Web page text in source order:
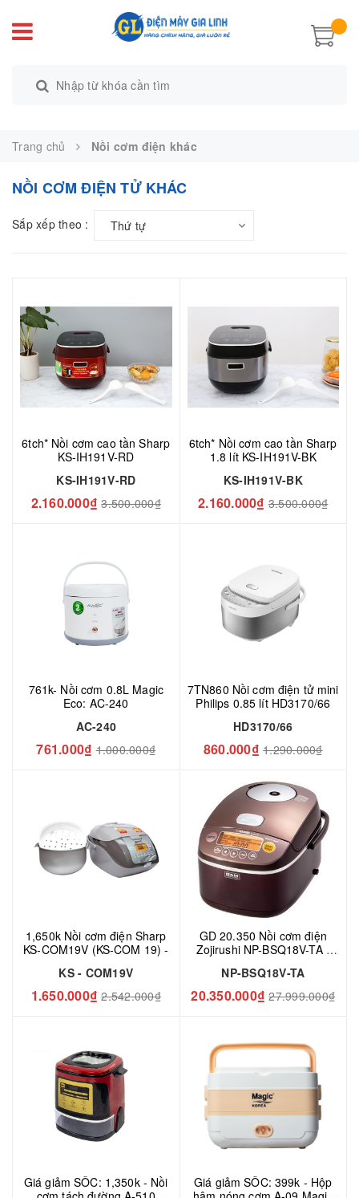
Trang chủ Nồi cơm điện khác
NỒI CƠM ĐIỆN TỬ KHÁC
Sắp xếp theo : Thứ tự
6tch* Nồi cơm cao tần Sharp
KS-IH191V-RD
KS-IH191V-RD
2.160.000₫ 3.500.000₫
6tch* Nồi cơm cao tần Sharp
1.8 lít KS-IH191V-BK
KS-IH191V-BK
2.160.000₫ 3.500.000₫
761k- Nồi cơm 0.8L Magic
Eco: AC-240
AC-240
761.000₫ 1.000.000₫
7TN860 Nồi cơm điện tử mini
Philips 0.85 lít HD3170/66
HD3170/66
860.000₫ 1.290.000₫
1,650k Nồi cơm điện Sharp
KS-COM19V (KS-COM 19) -
KS - COM19V
1.650.000₫ 2.542.000₫
GD 20.350 Nồi cơm điện
Zojirushi NP-BSQ18V-TA -
NP-BSQ18V-TA
20.350.000₫ 27.999.000₫
Giá giảm SỐC: 1,350k - Nồi
Giá giảm SỐC: 399k - Hộp